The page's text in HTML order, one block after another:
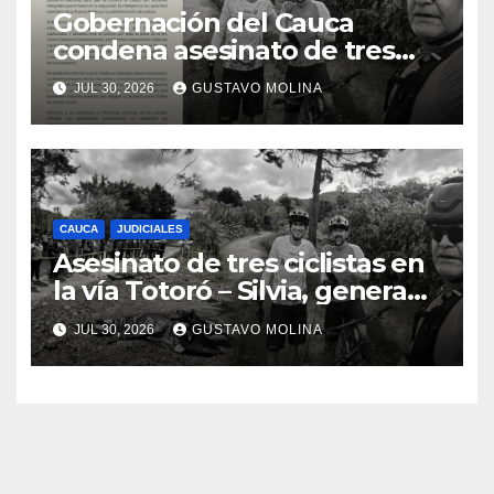
Gobernación del Cauca
condena asesinato de tres
ciudadanos y exige medidas
urgentes al Gobierno
Nacional
JUL 30, 2026 GUSTAVO MOLINA
CAUCA JUDICIALES
Asesinato de tres ciclistas en
la vía Totoró – Silvia, genera
consternación en el Cauca
JUL 30, 2026 GUSTAVO MOLINA